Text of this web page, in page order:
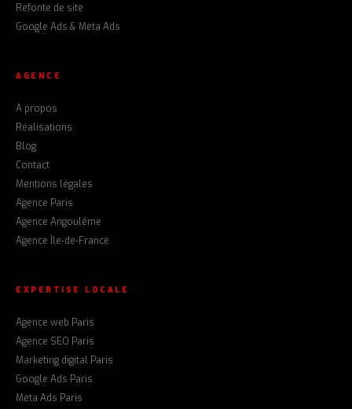
Refonte de site
Google Ads & Meta Ads
AGENCE
À propos
Réalisations
Blog
Contact
Mentions légales
Agence Paris
Agence Angoulême
Agence Île-de-France
EXPERTISE LOCALE
Agence web Paris
Agence SEO Paris
Marketing digital Paris
Google Ads Paris
Meta Ads Paris